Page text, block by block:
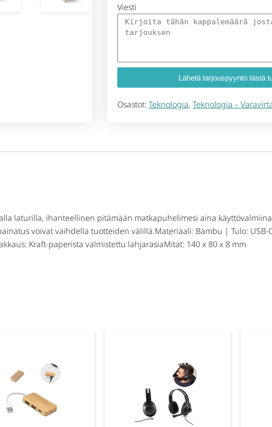
Viesti
Lähetä tarjouspyyntö tästä
Osastot: Teknologia, Teknologia –
laturilla, ihanteellinen pitämään matkapuhelimesi aina
voivat vaihdella tuotteiden välillä.Materiaali: Bambu | Tulo: USB-
Kraft-paperista valmistettu lahjarasiaMitat: 140 x 80 x 8 mm